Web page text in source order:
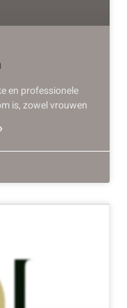
en professionele
is, zowel vrouwen